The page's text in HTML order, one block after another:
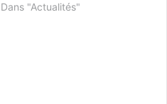
Dans "Actualités"